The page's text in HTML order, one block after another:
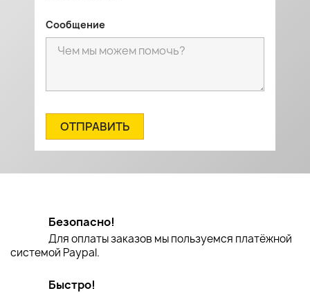
Сообщение
Безопасно!
Для оплаты заказов мы пользуемся платёжной
системой Paypal.
Быстро!